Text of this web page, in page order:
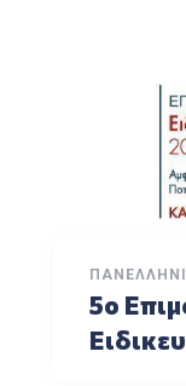
5ο